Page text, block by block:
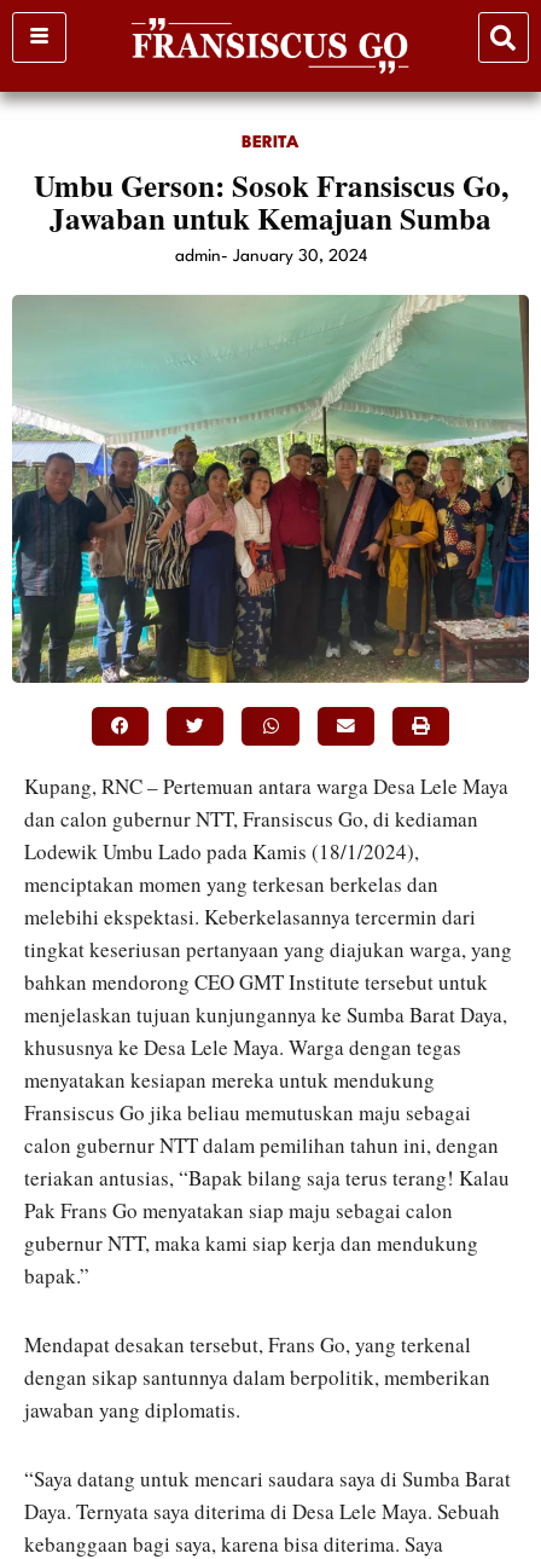
Skip
to
BERITA
Umbu Gerson: Sosok Fransiscus Go,
Jawaban untuk Kemajuan Sumba
admin- January 30, 2024
Kupang, RNC – Pertemuan antara warga Desa Lele Maya
dan calon gubernur NTT, Fransiscus Go, di kediaman
Lodewik Umbu Lado pada Kamis (18/1/2024),
menciptakan momen yang terkesan berkelas dan
melebihi ekspektasi. Keberkelasannya tercermin dari
tingkat keseriusan pertanyaan yang diajukan warga, yang
bahkan mendorong CEO GMT Institute tersebut untuk
menjelaskan tujuan kunjungannya ke Sumba Barat Daya,
khususnya ke Desa Lele Maya. Warga dengan tegas
menyatakan kesiapan mereka untuk mendukung
Fransiscus Go jika beliau memutuskan maju sebagai
calon gubernur NTT dalam pemilihan tahun ini, dengan
teriakan antusias, “Bapak bilang saja terus terang! Kalau
Pak Frans Go menyatakan siap maju sebagai calon
gubernur NTT, maka kami siap kerja dan mendukung
bapak.”
Mendapat desakan tersebut, Frans Go, yang terkenal
dengan sikap santunnya dalam berpolitik, memberikan
jawaban yang diplomatis.
“Saya datang untuk mencari saudara saya di Sumba Barat
Daya. Ternyata saya diterima di Desa Lele Maya. Sebuah
kebanggaan bagi saya, karena bisa diterima. Saya